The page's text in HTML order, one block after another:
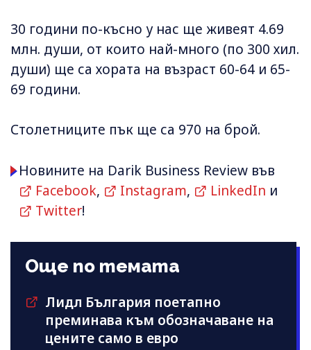
30 години по-късно у нас ще живеят 4.69
млн. души, от които най-много (по 300 хил.
души) ще са хората на възраст 60-64 и 65-
69 години.
Столетниците пък ще са 970 на брой.
Новините на Darik Business Review във
Facebook, Instagram, LinkedIn и
Twitter!
Още по темата
Лидл България поетапно
преминава към обозначаване на
цените само в евро